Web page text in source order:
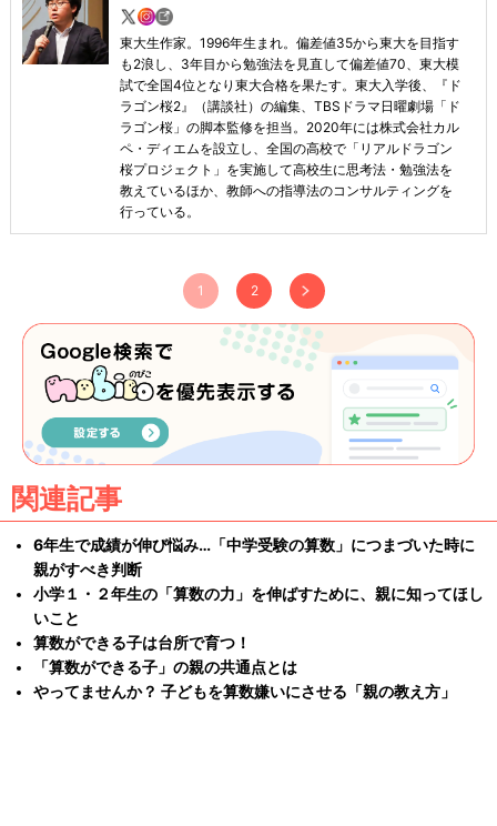
東大生作家。1996年生まれ。偏差値35から東大を目指す
も2浪し、3年目から勉強法を見直して偏差値70、東大模
試で全国4位となり東大合格を果たす。東大入学後、『ド
ラゴン桜2』（講談社）の編集、TBSドラマ日曜劇場「ド
ラゴン桜」の脚本監修を担当。2020年には株式会社カル
ペ・ディエムを設立し、全国の高校で「リアルドラゴン
桜プロジェクト」を実施して高校生に思考法・勉強法を
教えているほか、教師への指導法のコンサルティングを
行っている。
1 2
関連記事
6年生で成績が伸び悩み…「中学受験の算数」につまづいた時に
親がすべき判断
小学１・２年生の「算数の力」を伸ばすために、親に知ってほし
いこと
算数ができる子は台所で育つ！
「算数ができる子」の親の共通点とは
やってませんか？ 子どもを算数嫌いにさせる「親の教え方」